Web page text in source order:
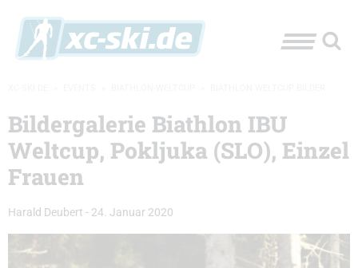
Bildergalerie Biathlon IBU
Weltcup, Pokljuka (SLO), Einzel
Frauen
Harald Deubert - 24. Januar 2020